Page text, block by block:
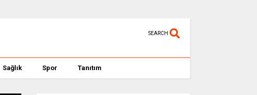
SEARCH
Sağlık Spor Tanıtım